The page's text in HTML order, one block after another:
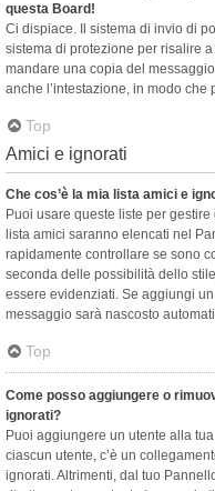
questa Board!
Ci dispiace. Il sistema di invio di
sistema di protezione per risalire
mandare una copia del
anche l’intestazione, in modo che
Top
Amici e ignorati
Che cos’è la mia lista amici e
Puoi usare queste liste per
lista amici saranno elencati nel
rapidamente controllare se sono
seconda delle possibilità dello
essere evidenziati. Se aggiungi
messaggio sarà nascosto
Top
Come posso aggiungere o
ignorati?
Puoi aggiungere un utente alla
ciascun utente, c’è un
ignorati. Altrimenti, dal tuo